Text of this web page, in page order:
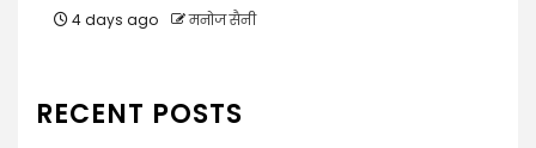
4 days ago मनोज सैनी
RECENT POSTS